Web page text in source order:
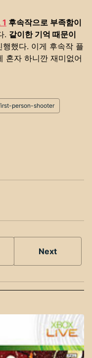
후속작으로 부족함이
. 같이한 기억 때문이
했다. 이게 후속작 플
혼자 하니깐 재미없어
person-shooter
Next